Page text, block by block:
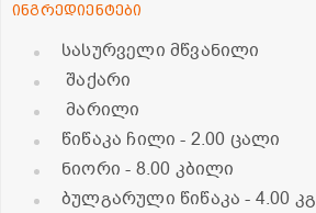
ინგრედიენტები
სასურველი მწვანილი
შაქარი
მარილი
წიწაკა ჩილი- 2.00 ცალი
ნიორი- 8.00 კბილი
ბულგარული წიწაკა- 4.00 კგ